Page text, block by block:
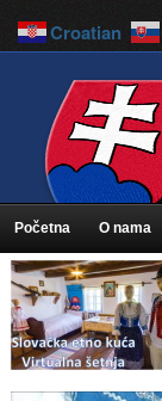
Početna O nama
Croatian